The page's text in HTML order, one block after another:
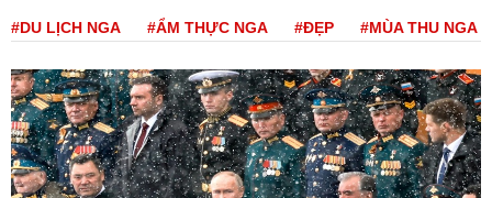
#DU LỊCH NGA #ẨM THỰC NGA #ĐẸP #MÙA THU NGA